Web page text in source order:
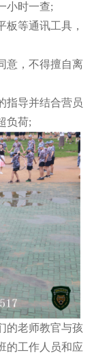
小时一查;
等通讯工具，
，不得擅自离
导并结合营员
负荷;
老师教官与孩
的工作人员和应